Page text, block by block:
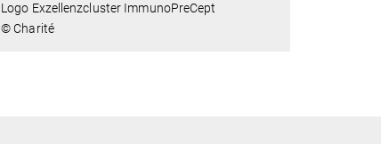
Logo Exzellenzcluster ImmunoPreCept
© Charité